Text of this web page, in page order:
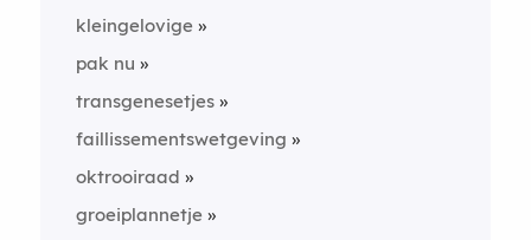
kleingelovige
pak nu
transgenesetjes
faillissementswetgeving
oktrooiraad
groeiplannetje